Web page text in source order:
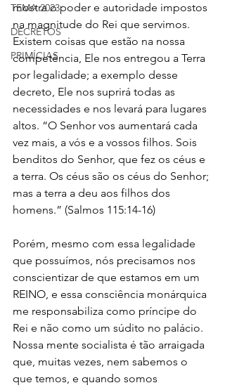
TEMA 2023
DECRETOS
PRIMÍCIAS
mostra o poder e autoridade impostos
na magnitude do Rei que servimos.
Existem coisas que estão na nossa
competência, Ele nos entregou a Terra
por legalidade; a exemplo desse
decreto, Ele nos suprirá todas as
necessidades e nos levará para lugares
altos. “O Senhor vos aumentará cada
vez mais, a vós e a vossos filhos. Sois
benditos do Senhor, que fez os céus e
a terra. Os céus são os céus do Senhor;
mas a terra a deu aos filhos dos
homens.” (Salmos 115:14-16)
Porém, mesmo com essa legalidade
que possuímos, nós precisamos nos
conscientizar de que estamos em um
REINO, e essa consciência monárquica
me responsabiliza como príncipe do
Rei e não como um súdito no palácio.
Nossa mente socialista é tão arraigada
que, muitas vezes, nem sabemos o
que temos, e quando somos